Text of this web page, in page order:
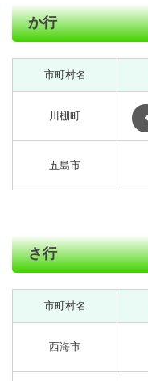
か行
市町村名
川棚町
五島市
さ行
市町村名
西海市